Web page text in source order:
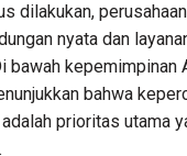
dilakukan,
nyata dan
bawah kepemimpinan
bahwa
prioritas utama